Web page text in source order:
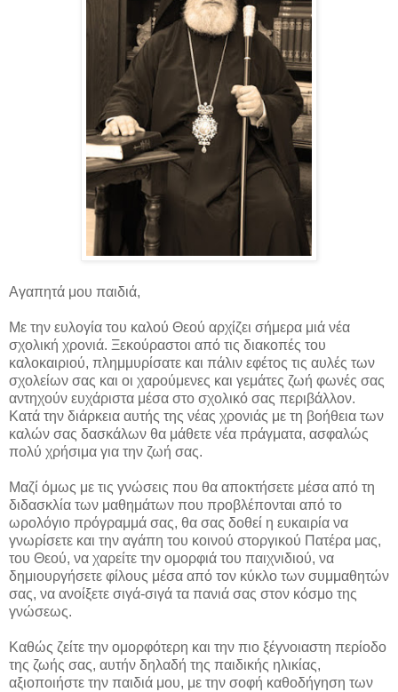
Αγαπητά μου παιδιά,
Με την ευλογία του καλού Θεού αρχίζει σήμερα μιά νέα
σχολική χρονιά. Ξεκούραστοι από τις διακοπές του
καλοκαιριού, πλημμυρίσατε και πάλιν εφέτος τις αυλές των
σχολείων σας και οι χαρούμενες και γεμάτες ζωή φωνές σας
αντηχούν ευχάριστα μέσα στο σχολικό σας περιβάλλον.
Κατά την διάρκεια αυτής της νέας χρονιάς με τη βοήθεια των
καλών σας δασκάλων θα μάθετε νέα πράγματα, ασφαλώς
πολύ χρήσιμα για την ζωή σας.
Μαζί όμως με τις γνώσεις που θα αποκτήσετε μέσα από τη
διδασκλία των μαθημάτων που προβλέπονται από το
ωρολόγιο πρόγραμμά σας, θα σας δοθεί η ευκαιρία να
γνωρίσετε και την αγάπη του κοινού στοργικού Πατέρα μας,
του Θεού, να χαρείτε την ομορφιά του παιχνιδιού, να
δημιουργήσετε φίλους μέσα από τον κύκλο των συμμαθητών
σας, να ανοίξετε σιγά-σιγά τα πανιά σας στον κόσμο της
γνώσεως.
Καθώς ζείτε την ομορφότερη και την πιο ξέγνοιαστη περίοδο
της ζωής σας, αυτήν δηλαδή της παιδικής ηλικίας,
αξιοποιήστε την παιδιά μου, με την σοφή καθοδήγηση των